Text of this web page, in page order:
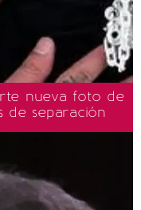
nueva foto de
separación